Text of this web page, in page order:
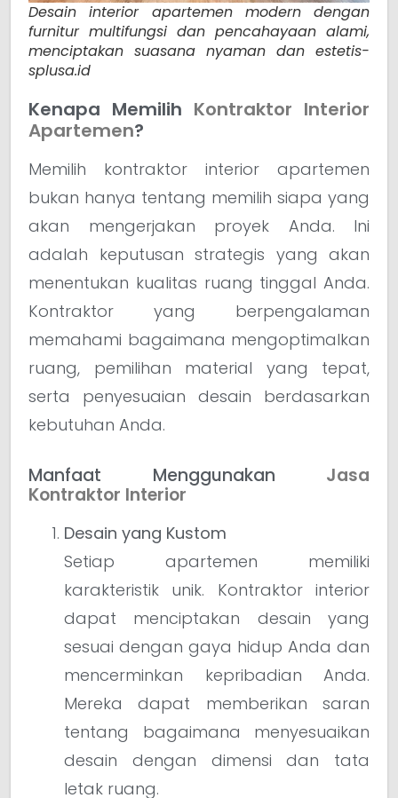
Desain interior apartemen modern dengan
furnitur multifungsi dan pencahayaan alami,
menciptakan suasana nyaman dan estetis-
splusa.id
Kenapa Memilih Kontraktor Interior
Apartemen?
Memilih kontraktor interior apartemen
bukan hanya tentang memilih siapa yang
akan mengerjakan proyek Anda. Ini
adalah keputusan strategis yang akan
menentukan kualitas ruang tinggal Anda.
Kontraktor yang berpengalaman
memahami bagaimana mengoptimalkan
ruang, pemilihan material yang tepat,
serta penyesuaian desain berdasarkan
kebutuhan Anda.
Manfaat Menggunakan Jasa
Kontraktor Interior
Desain yang Kustom
Setiap apartemen memiliki
karakteristik unik. Kontraktor interior
dapat menciptakan desain yang
sesuai dengan gaya hidup Anda dan
mencerminkan kepribadian Anda.
Mereka dapat memberikan saran
tentang bagaimana menyesuaikan
desain dengan dimensi dan tata
letak ruang.